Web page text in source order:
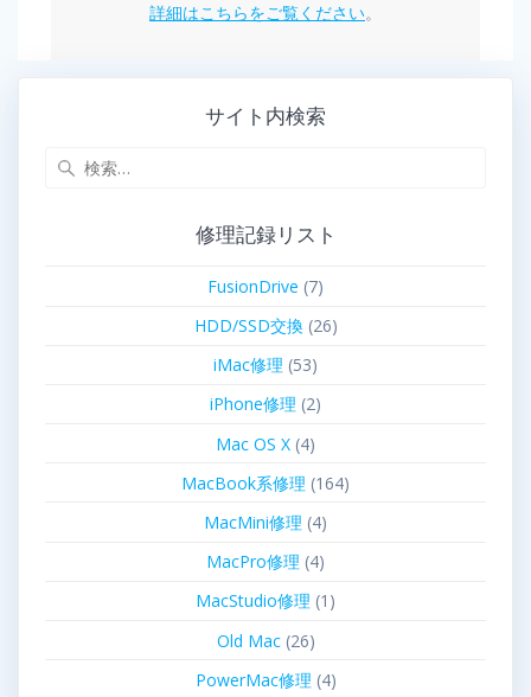
詳細はこちらをご覧ください。
サイト内検索
修理記録リスト
FusionDrive (7)
HDD/SSD交換(26)
iMac修理 (53)
iPhone修理 (2)
Mac OS X (4)
MacBook系修理 (164)
MacMini修理 (4)
MacPro修理 (4)
MacStudio修理 (1)
Old Mac(26)
PowerMac修理 (4)